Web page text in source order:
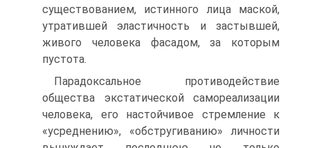
существованием, истинного лица маской,
утратившей эластичность и застывшей,
живого человека фасадом, за которым
пустота.
Парадоксальное противодействие
общества экстатической самореализации
человека, его настойчивое стремление к
«усреднению», «обстругиванию» личности